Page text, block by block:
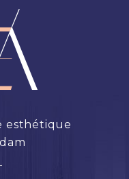
esthétique